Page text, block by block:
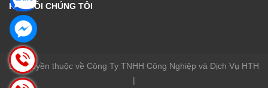
KẾT NỐI CHÚNG TÔI
Bản quyền thuộc về Công Ty TNHH Công Nghiệp và Dịch Vụ HTH
|